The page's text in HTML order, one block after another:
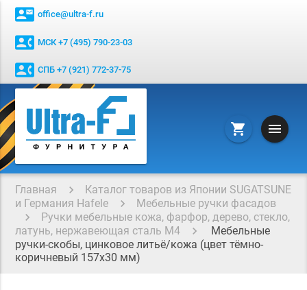
contact_mail office@ultra-f.ru
contact_phone МСК +7 (495) 790-23-03
contact_phone СПБ +7 (921) 772-37-75
shopping_cart menu
Главная
Каталог товаров из Японии SUGATSUNE
и Германия Hafele
Мебельные ручки фасадов
Ручки мебельные кожа, фарфор, дерево, стекло,
латунь, нержавеющая сталь М4
Мебельные
ручки-скобы, цинковое литьё/кожа (цвет тёмно-
коричневый 157x30 мм)